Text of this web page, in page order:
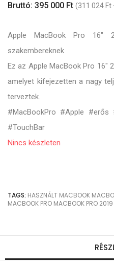
Bruttó: 395 000 Ft (311 024 Ft
Apple MacBook Pro 16"
szakembereknek
Ez az Apple MacBook Pro 16"
amelyet kifejezetten a nagy
terveztek.
#MacBookPro #Apple #erős
#TouchBar
Nincs készleten
TAGS: HASZNÁLT MACBOOK
MACBOOK PRO MACBOOK PRO 2019